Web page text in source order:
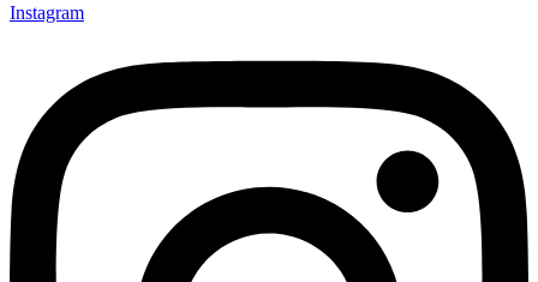
Instagram